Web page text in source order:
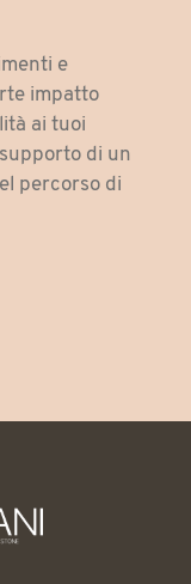
e
impatto
ai tuoi
di un
percorso di